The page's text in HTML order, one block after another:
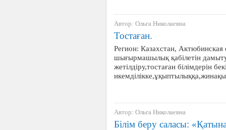
Автор: Ольга Николаевна
Тостаған.
Регион: Казахстан,
шығырмашылық қабілетін
жетілдіру,тостаған білімдерін
Автор: Ольга Николаевна
Білім беру саласы: